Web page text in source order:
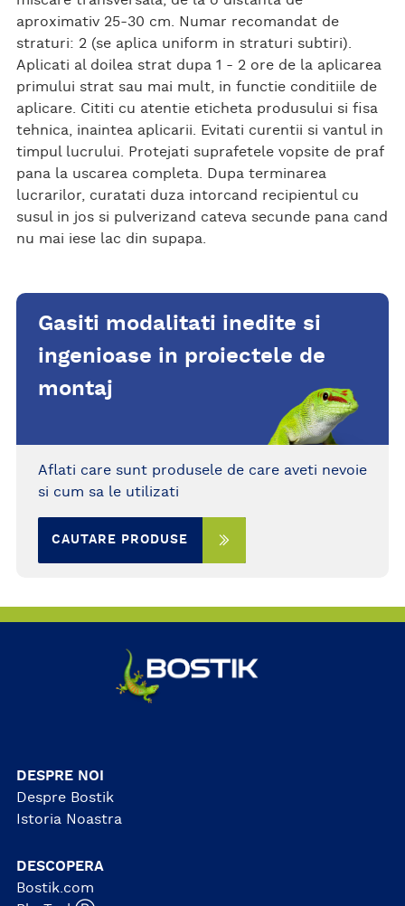
aproximativ 25-30 cm. Numar recomandat de
straturi: 2 (se aplica uniform in straturi subtiri).
Aplicati al doilea strat dupa 1 - 2 ore de la aplicarea
primului strat sau mai mult, in functie conditiile de
aplicare. Cititi cu atentie eticheta produsului si fisa
tehnica, inaintea aplicarii. Evitati curentii si vantul in
timpul lucrului. Protejati suprafetele vopsite de praf
pana la uscarea completa. Dupa terminarea
lucrarilor, curatati duza intorcand recipientul cu
susul in jos si pulverizand cateva secunde pana cand
nu mai iese lac din supapa.
Gasiti modalitati inedite si
ingenioase in proiectele de
montaj
Aflati care sunt produsele de care aveti nevoie
si cum sa le utilizati
CAUTARE PRODUSE
DESPRE NOI
Despre Bostik
Istoria Noastra
DESCOPERA
Bostik.com